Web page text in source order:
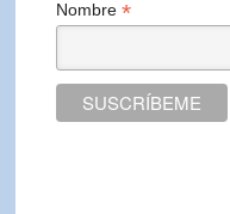
Nombre*